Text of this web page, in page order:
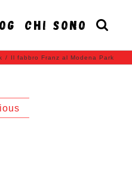
CHI SONO
/ Il fabbro Franz al Modena Park